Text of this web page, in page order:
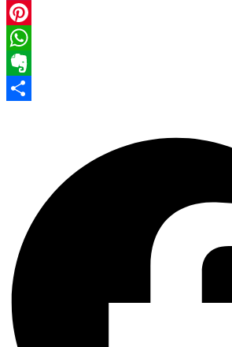
Facebook
Pinterest
WhatsApp
Evernote